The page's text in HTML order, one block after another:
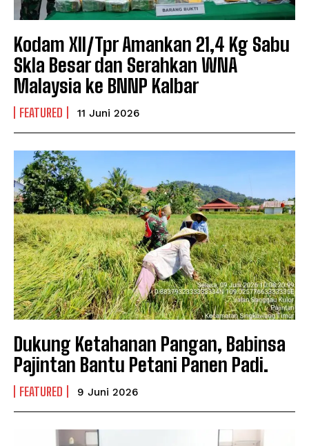
Kodam XII/Tpr Amankan 21,4 Kg Sabu
Skla Besar dan Serahkan WNA
Malaysia ke BNNP Kalbar
FEATURED 11 Juni 2026
Dukung Ketahanan Pangan, Babinsa
Pajintan Bantu Petani Panen Padi.
FEATURED 9 Juni 2026